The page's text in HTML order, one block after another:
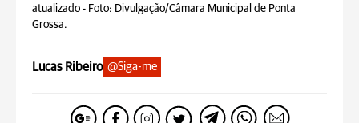
atualizado - Foto: Divulgação/Câmara Municipal de Ponta
Grossa.
Lucas Ribeiro @Siga-me